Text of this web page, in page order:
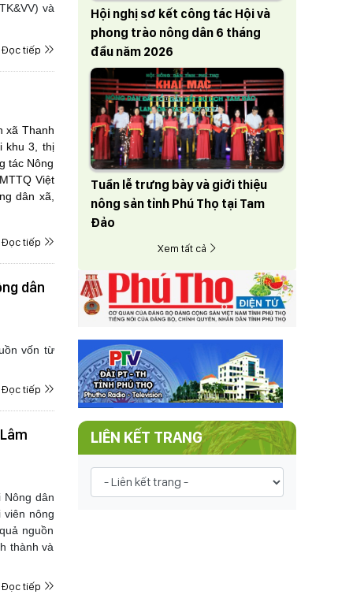
và
Đọc tiếp
xã Thanh
khu 3, thị
tác Nông
Việt
dân xã,
Đọc tiếp
dân
vốn từ
Đọc tiếp
dân
viên nông
nguồn
thành và
Đọc tiếp
Hội nghị sơ kết công tác Hội và
phong trào nông dân 6 tháng
đầu năm 2026
Tuần lễ trưng bày và giới thiệu
nông sản tỉnh Phú Thọ tại Tam
Đảo
Xem tất cả
LIÊN KẾT TRANG